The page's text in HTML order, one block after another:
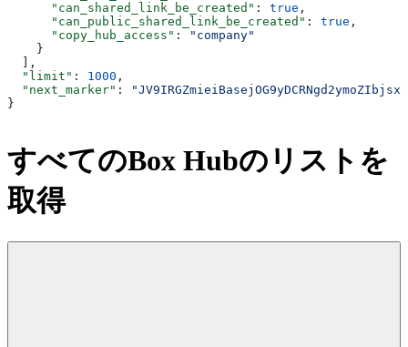
      "can_shared_link_be_created"
: true ,
      "can_public_shared_link_be_created"
: true ,
      "copy_hub_access"
:
"company"
    }
  ],
  "limit"
: 1000 ,
  "next_marker"
:
}
すべてのBox Hubのリストを
取得